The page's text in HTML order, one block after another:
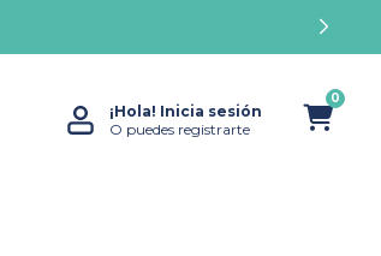
¡Hola! Inicia sesión
O puedes registrarte
0